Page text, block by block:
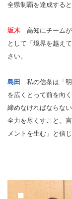
全県制覇を達成する
坂木 高知にチーム
として「境界を越え
さい。
島田 私の信条は「
を広くとって前を向
締めなければならな
全力を尽くすこと。
メントを生む」と信